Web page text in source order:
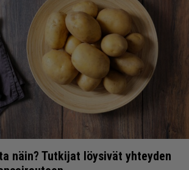
näin? Tutkijat löysivät yhteyden